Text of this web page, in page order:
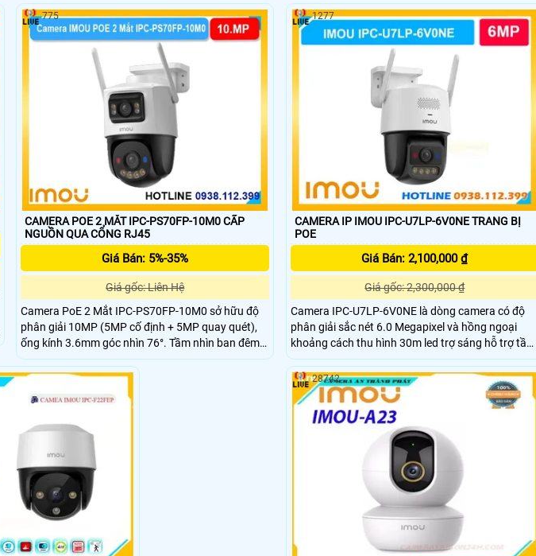
CAMERA POE 2 MẮT IPC-PS70FP-10M0 CẤP
NGUỒN QUA CỔNG RJ45
Giá Bán: 5%-35%
Giá gốc: Liên Hệ
Camera PoE 2 Mắt IPC-PS70FP-10M0 sở hữu độ
phân giải 10MP (5MP cố định + 5MP quay quét),
ống kính 3.6mm góc nhìn 76°. Tầm nhìn ban đêm
30m với LED + hồng ngoại, mic – loa tích hợp, AI
phát hiện người, phương tiện, xâm nhập và Smart
775
CAMERA IP IMOU IPC-U7LP-6V0NE TRANG BỊ
POE
Giá Bán: 2,100,000 ₫
Giá gốc: 2,300,000 ₫
Camera IPC-U7LP-6V0NE là dòng camera có độ
phân giải sắc nét 6.0 Megapixel và hồng ngoại
khoảng cách thu hình 30m led trợ sáng hỗ trợ tầm
nhìn ban đêm sáng như ban ngày,trang bị cổng
LAN RJ45, chip xử lý CMOS, khe thẻ nhớ 512GB
Công nghệ thông minh phát hiện người phương
tiện.Tích hợp mic và loa trong phạm vi 3m.
1277
28742